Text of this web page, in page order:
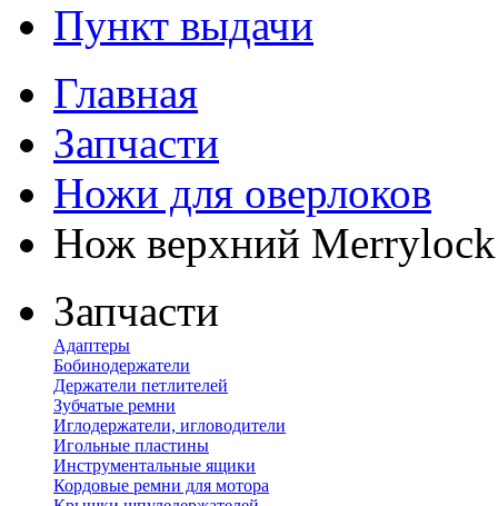
Пункт выдачи
Главная
Запчасти
Ножи для оверлоков
Нож верхний Merrylock
Запчасти
Адаптеры
Бобинодержатели
Держатели петлителей
Зубчатые ремни
Иглодержатели, игловодители
Игольные пластины
Инструментальные ящики
Кордовые ремни для мотора